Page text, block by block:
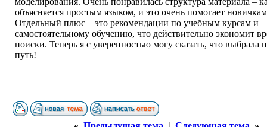
объясняется простым языком, и это очень помогает
Отдельный плюс – это рекомендации по учебным курсам и
самостоятельному обучению, что действительно экономит
поиски. Теперь я с уверенностью могу сказать, что выбрала
путь!